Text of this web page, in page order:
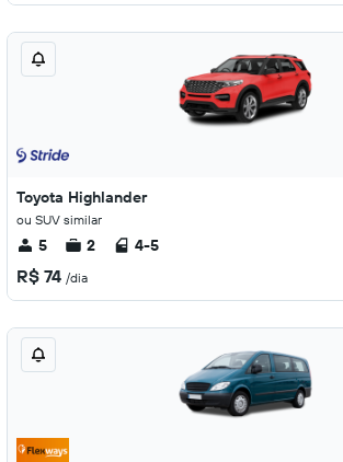
Toyota Highlander
ou SUV similar
5 2 4-5
R$ 74 /dia